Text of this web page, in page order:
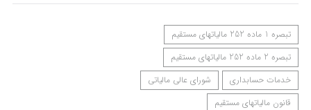
تبصره 1 ماده 252 مالیاتهای مستقیم
تبصره 2 ماده 252 مالیاتهای مستقیم
خدمات حسابداری
شورای عالی مالیاتی
قانون مالیاتهای مستقیم